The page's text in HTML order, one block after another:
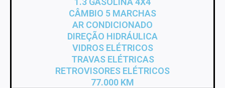
CÂMBIO 5 MARCHAS
AR CONDICIONADO
DIREÇÃO HIDRÁULICA
VIDROS ELÉTRICOS
TRAVAS ELÉTRICAS
RETROVISORES ELÉTRICOS
77.000 KM